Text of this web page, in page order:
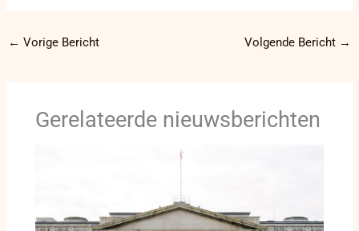
← Vorige Bericht Volgende Bericht →
Gerelateerde nieuwsberichten